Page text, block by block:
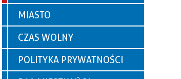
MIASTO
CZAS WOLNY
POLITYKA PRYWATNOŚCI